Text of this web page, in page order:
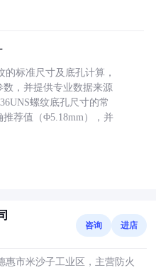
的标准尺寸及底孔计算，
，并提供专业数据来源
螺纹底孔尺寸的常
荐值（Φ5.18mm），并
咨询 进店
惠市米沙子工业区，主营防火